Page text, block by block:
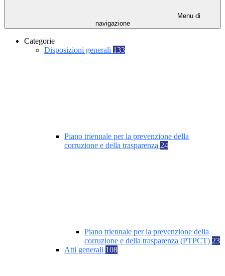
Menu di
navigazione
Categorie
Disposizioni generali 133
Piano triennale per la prevenzione della
corruzione e della trasparenza 24
Piano triennale per la prevenzione della
corruzione e della trasparenza (PTPCT) 23
Atti generali 108